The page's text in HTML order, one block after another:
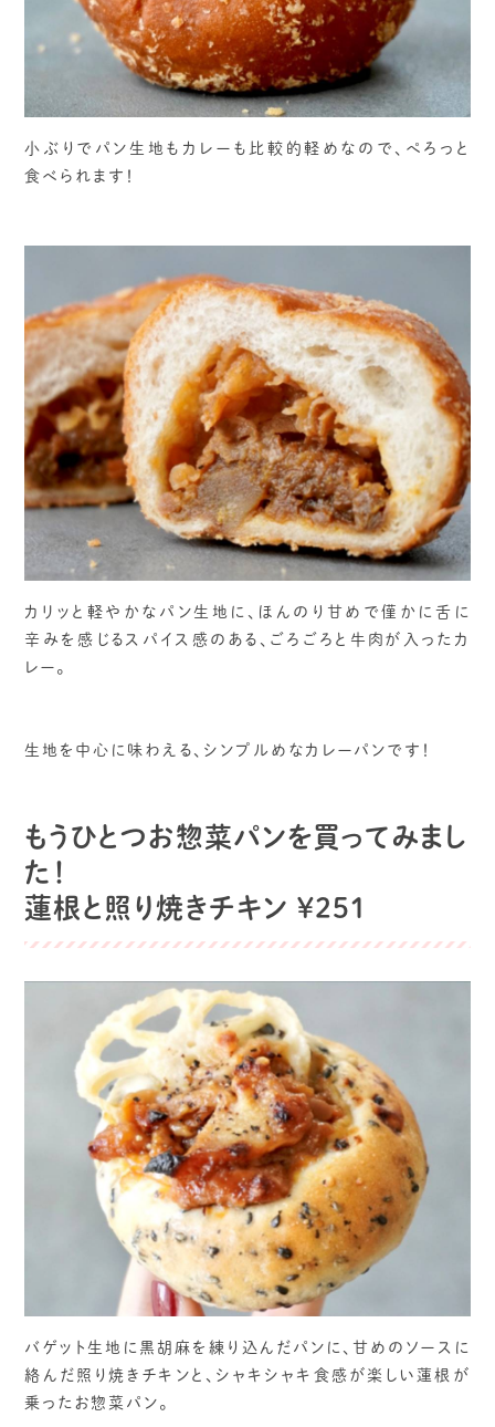
小ぶりでパン生地もカレーも比較的軽めなので、ぺろっと
食べられます！
カリッと軽やかなパン生地に、ほんのり甘めで僅かに舌に
辛みを感じるスパイス感のある、ごろごろと牛肉が入ったカ
レー。
生地を中心に味わえる、シンプルめなカレーパンです！
もうひとつお惣菜パンを買ってみまし
た！
蓮根と照り焼きチキン ¥251
バゲット生地に黒胡麻を練り込んだパンに、甘めのソースに
絡んだ照り焼きチキンと、シャキシャキ食感が楽しい蓮根が
乗ったお惣菜パン。